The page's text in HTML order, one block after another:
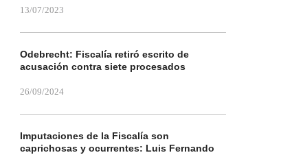
13/07/2023
Odebrecht: Fiscalía retiró escrito de
acusación contra siete procesados
26/09/2024
Imputaciones de la Fiscalía son
caprichosas y ocurrentes: Luis Fernando